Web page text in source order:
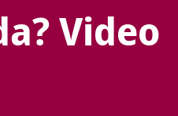
Video